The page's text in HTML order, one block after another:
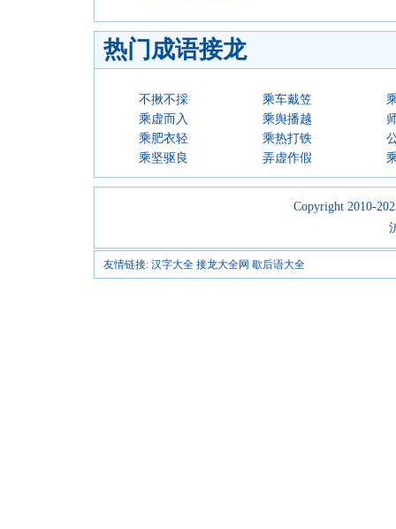
热门成语接龙
不揪不採 乘车戴笠
乘虚而入
乘舆播越
乘肥衣轻
乘热打铁
乘坚驱良
弄虚作假
Copyright 2010-
友情链接: 汉字大全 接龙大全网 歇后语大全